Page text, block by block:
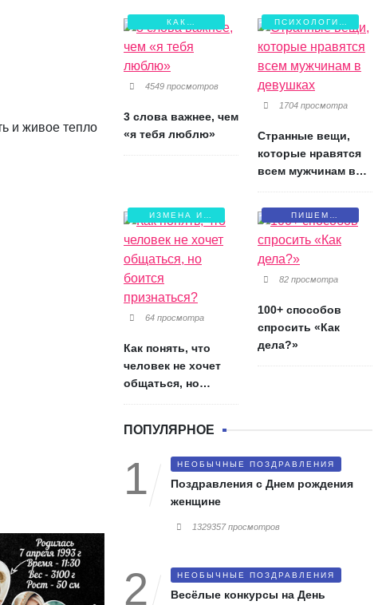
и живое тепло
КАК
СОХРАНИТЬ
ЛЮБОВЬ?
4549 просмотров
3 слова важнее, чем
«я тебя люблю»
ПСИХОЛОГИЯ
ЛЮБВИ
1704 просмотра
Странные вещи,
которые нравятся
всем мужчинам в
ИЗМЕНА И
БОЛЬ
64 просмотра
Как понять, что
человек не хочет
общаться, но
ПИШЕМ
ПИСЬМА
82 просмотра
100+ способов
спросить «Как
дела?»
ПОПУЛЯРНОЕ
НЕОБЫЧНЫЕ ПОЗДРАВЛЕНИЯ
Поздравления с Днем рождения
женщине
1329357 просмотров
НЕОБЫЧНЫЕ ПОЗДРАВЛЕНИЯ
Весёлые конкурсы на День